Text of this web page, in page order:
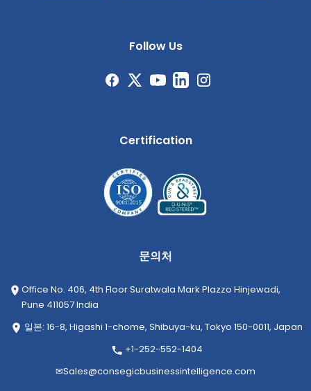
Follow Us
Certification
문의처
Office No. 406, 4th Floor Suratwala Mark Plazzo Hinjewadi,
Pune 411057 India
일본: 16-8, Higashi 1-chome, Shibuya-ku, Tokyo 150-0011, Japan
+1-252-552-1404
✉Sales@consegicbusinessintelligence.com